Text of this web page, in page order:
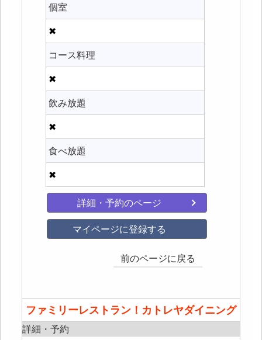
個室
✖
コース料理
✖
飲み放題
✖
食べ放題
✖
詳細・予約のページ
マイページに登録する
前のページに戻る
ファミリーレストラン！カトレヤダイニング
詳細・予約